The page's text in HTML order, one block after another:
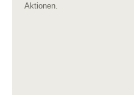
Aktionen.